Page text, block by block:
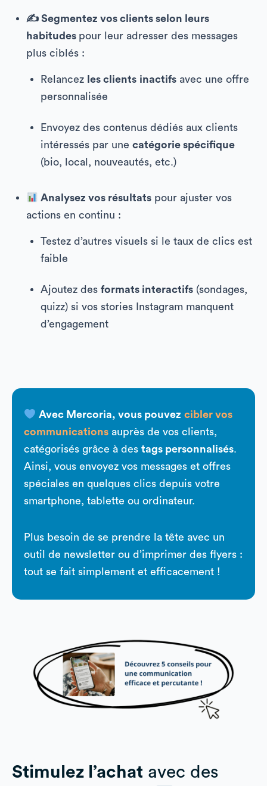
✍️ Segmentez vos clients selon leurs
habitudes pour leur adresser des messages
plus ciblés :
Relancez les clients inactifsavec une offre
personnalisée
Envoyez des contenus dédiés aux clients
intéressés par une catégorie spécifique
(bio, local, nouveautés, etc.)
Analysez vos résultats pour ajuster vos
actions en continu :
Testez d’autres visuels si le taux de clics est
faible
Ajoutez des formats interactifs(sondages,
quizz) si vos stories Instagram manquent
d’engagement
Avec Mercoria, vous pouvez cibler vos
communicationsauprès de vos clients,
catégorisés grâce à des tags personnalisés.
Ainsi, vous envoyez vos messages et offres
spéciales en quelques clics depuis votre
smartphone, tablette ou ordinateur.
Plus besoin de se prendre la tête avec un
outil de newsletter ou d’imprimer des flyers :
tout se fait simplement et efficacement !
Stimulez l’achat avec des